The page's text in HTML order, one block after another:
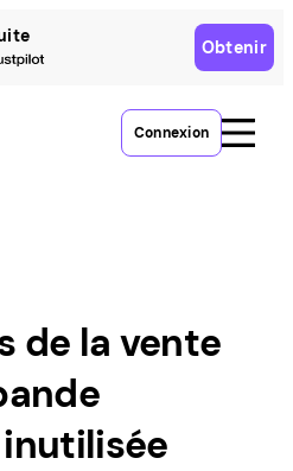
Obtenir
Connexion
de la vente